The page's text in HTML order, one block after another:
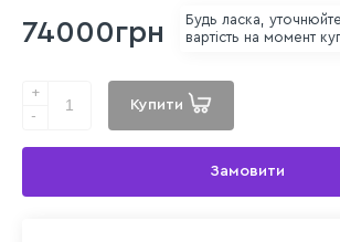
74000грн
Будь ласка, уточнюйте
вартість на момент
+
-
Купити
Замовити